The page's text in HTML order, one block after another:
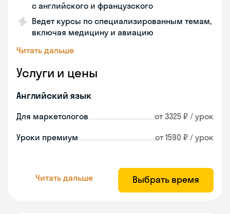
с английского и французского
Ведет курсы по специализированным темам,
включая медицину и авиацию
Читать дальше
Услуги и цены
Английский язык
Для маркетологов от 3325 ₽ / урок
Уроки премиум от 1590 ₽ / урок
Читать дальше Выбрать время